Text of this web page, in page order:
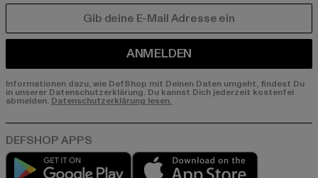
ANMELDEN
Informationen dazu, wie DefShop mit Deinen Daten umgeht, findest Du
in unserer Datenschutzerklärung. Du kannst Dich jederzeit kostenfei
abmelden. Datenschutzerklärung lesen.
Play market